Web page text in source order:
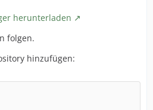
herunterladen
folgen.
hinzufügen: